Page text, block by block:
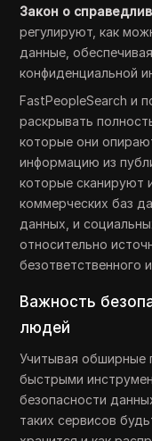
Закон о
регулируют, как
данные,
конфиденциальной
FastPeopleSearch и
раскрывать
которые они
информацию из
которые сканируют
коммерческих баз
данных, и
относительно
безответственного
Важность
людей
Учитывая обширные
быстрыми
безопасности
таких сервисов